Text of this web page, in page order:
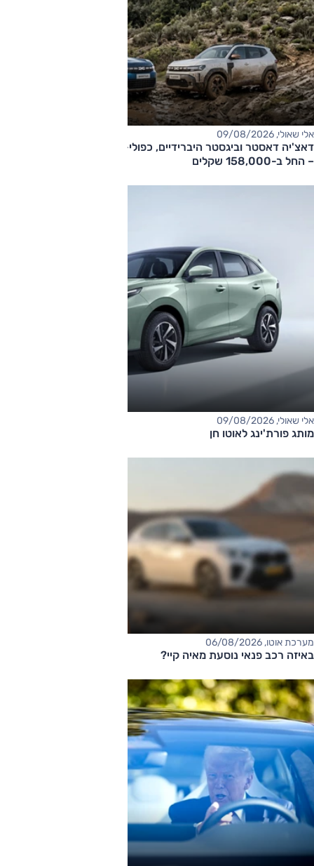
אלי שאולי, 09/08/2026
דאצ'יה דאסטר וביגסטר היברידיים, כפולי-הנעה עם תיבה אוטומטית
– החל ב-158,000 שקלים
אלי שאולי, 09/08/2026
מותג פורת'ינג לאוטו חן
מערכת אוטו, 06/08/2026
באיזה רכב פנאי נוסעת מאיה קיי?